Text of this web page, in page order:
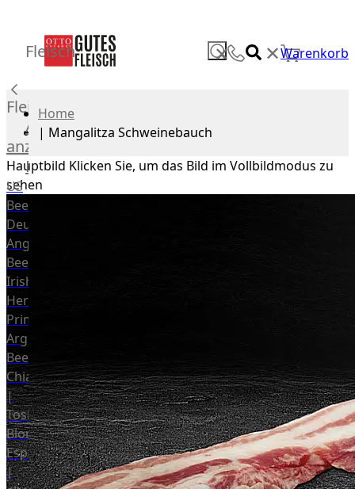
✕ ✕Warenkorb
Fleisch
Fleisch
Alle
anzeigen
Rind
US
Beef
Deutsches
Angus
Beef
Irish
Hereford
Prime
Argentina
Beef
Chianina
|
Toskana
Blonda
Espanola
|
Home
| Mangalitza Schweinebauch
Hauptbild Klicken Sie, um das Bild im Vollbildmodus zu
sehen